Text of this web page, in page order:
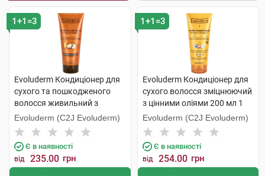
1+1=3
Evoluderm Кондиціонер для
сухого та пошкодженого
волосся живильний з
аргановою олією 200 мл 1
туба
Evoluderm (C2J Evoluderm)
Є в наявності
від 235.00 грн
1+1=3
Evoluderm Кондиціонер для
сухого волосся зміцнюючий
з цінними оліями 200 мл 1
туба
Evoluderm (C2J Evoluderm)
Є в наявності
від 254.00 грн